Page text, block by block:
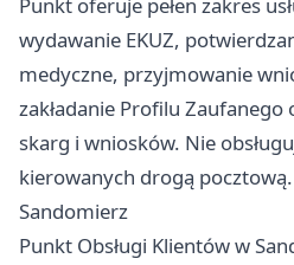
Punkt oferuje pełen zakres
wydawanie EKUZ,
medyczne, przyjmowanie
zakładanie Profilu
skarg i wniosków. Nie
kierowanych drogą pocztową.
Sandomierz
Punkt Obsługi Klientów w